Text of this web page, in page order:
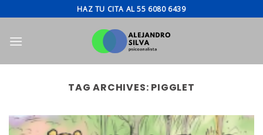
to
content
HAZ TU CITA AL 55 6080 6439
TAG ARCHIVES: PIGGLET